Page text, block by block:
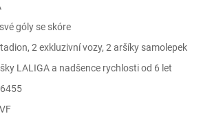
góly se skóre
2 exkluzivní vozy, 2 aršíky samolepek
LALIGA a nadšence rychlosti od 6 let